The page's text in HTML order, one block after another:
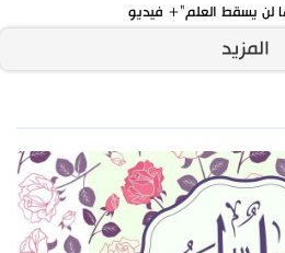
لن يسقط العلم"+ فيديو
المزيد